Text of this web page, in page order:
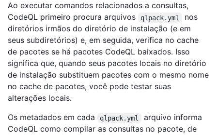
Ao executar comandos relacionados a consultas,
CodeQL primeiro procura arquivos
qlpack.yml
nos
diretórios irmãos do diretório de instalação (e em
seus subdiretórios) e, em seguida, verifica no cache
de pacotes se há pacotes CodeQL baixados. Isso
significa que, quando seus pacotes locais no diretório
de instalação substituem pacotes com o mesmo nome
no cache de pacotes, você pode testar suas
alterações locais.
Os metadados em cada
qlpack.yml
arquivo informa
CodeQL como compilar as consultas no pacote, de